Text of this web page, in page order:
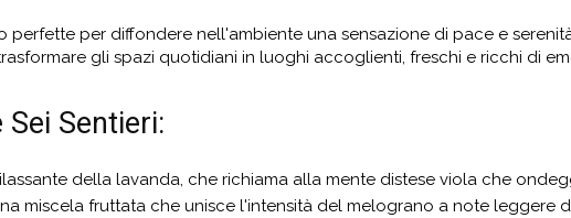
per diffondere nell'ambiente una sensazione di pace e
gli spazi quotidiani in luoghi accoglienti, freschi e ricchi di
Sentieri:
della lavanda, che richiama alla mente distese viola che
miscela fruttata che unisce l'intensità del melograno a note leggere